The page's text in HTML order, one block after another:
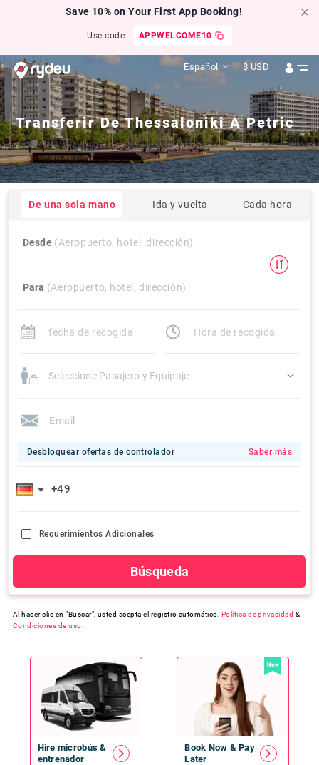
Save 10% on Your First App Booking!
Use code: APPWELCOME10
Español $ USD
Transferir De Thessaloniki A Petric
De una sola mano Ida y vuelta Cada hora
Desde (Aeropuerto, hotel, dirección)
Para (Aeropuerto, hotel, dirección)
Seleccione Pasajero y Equipaje
Desbloquear ofertas de controlador Saber más
Requerimientos Adicionales
Búsqueda
Al hacer clic en "Buscar", usted acepta el registro automático, Política de privacidad &
Condiciones de uso
Hire microbús &
entrenador
New
Book Now & Pay
Later